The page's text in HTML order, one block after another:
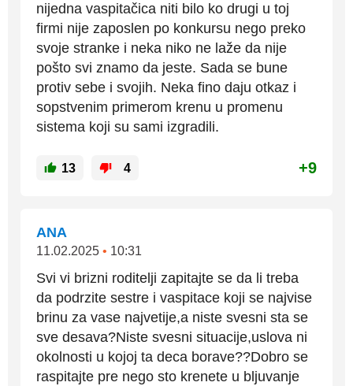
nijedna vaspitačica niti bilo ko drugi u toj
firmi nije zaposlen po konkursu nego preko
svoje stranke i neka niko ne laže da nije
pošto svi znamo da jeste. Sada se bune
protiv sebe i svojih. Neka fino daju otkaz i
sopstvenim primerom krenu u promenu
sistema koji su sami izgradili.
13 4 +9
ANA
11.02.2025 • 10:31
Svi vi brizni roditelji zapitajte se da li treba
da podrzite sestre i vaspitace koji se najvise
brinu za vase najvetije,a niste svesni sta se
sve desava?Niste svesni situacije,uslova ni
okolnosti u kojoj ta deca borave??Dobro se
raspitajte pre nego sto krenete u bljuvanje